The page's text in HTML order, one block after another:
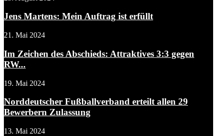
Jens Martens: Mein Auftrag ist erfüllt
21. Mai 2024
Im Zeichen des Abschieds: Attraktives 3:3 gegen
RW...
19. Mai 2024
Norddeutscher Fußballverband erteilt allen 29
Bewerbern Zulassung
13. Mai 2024